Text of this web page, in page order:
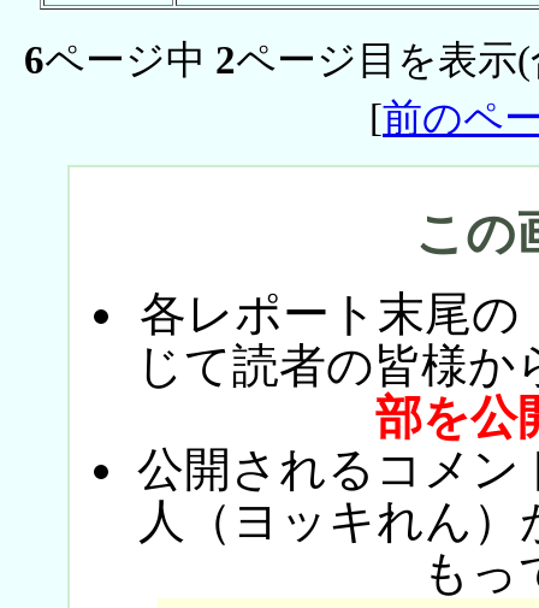
6ページ中 2ページ目を表示
[前のペ
この
各レポート末尾の
じて読者の皆様か
部を公
公開されるコメン
人（ヨッキれん
もっ